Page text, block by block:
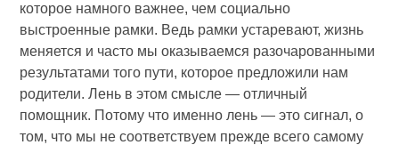
которое намного важнее, чем социально
выстроенные рамки. Ведь рамки устаревают, жизнь
меняется и часто мы оказываемся разочарованными
результатами того пути, которое предложили нам
родители. Лень в этом смысле — отличный
помощник. Потому что именно лень — это сигнал, о
том, что мы не соответствуем прежде всего самому